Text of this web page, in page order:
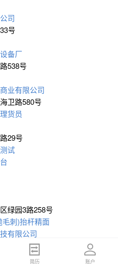
司
号
备厂
538号
业有限公司
卫路580号
货员
29号
试
绿园3路258号
刺)抬杆精面
有限公司
路12号
简历 账户
简历 账户